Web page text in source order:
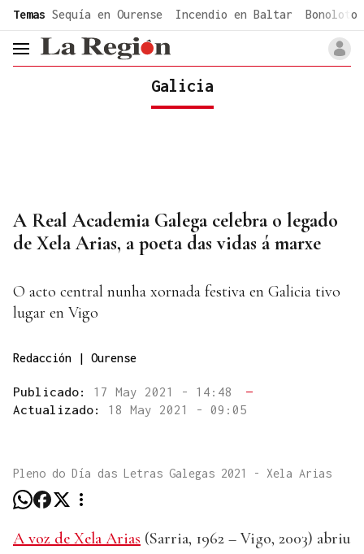
common.go-to-content
Temas Sequía en Ourense Incendio en Baltar Bonoloto
header.menu.open
Galicia
A Real Academia Galega celebra o legado
de Xela Arias, a poeta das vidas á marxe
O acto central nunha xornada festiva en Galicia tivo
lugar en Vigo
Redacción | Ourense
Publicado: 17 May 2021 - 14:48
—
Actualizado: 18 May 2021 - 09:05
Pleno do Día das Letras Galegas 2021 - Xela Arias
A voz de Xela Arias (Sarria, 1962 – Vigo, 2003) abriu